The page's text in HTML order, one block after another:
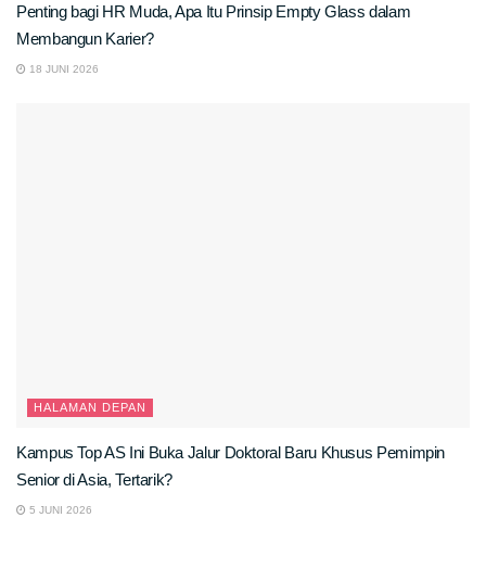
Penting bagi HR Muda, Apa Itu Prinsip Empty Glass dalam
Membangun Karier?
18 JUNI 2026
HALAMAN DEPAN
Kampus Top AS Ini Buka Jalur Doktoral Baru Khusus Pemimpin
Senior di Asia, Tertarik?
5 JUNI 2026